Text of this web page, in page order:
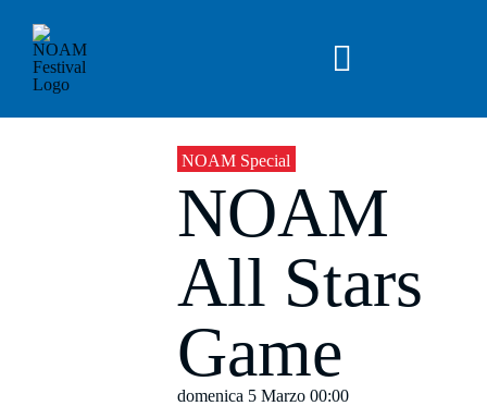
contenuto
Toggle
Navigation
NOAM OFF 2026
News
Archivio
Chi siamo
NOAM Special
NOAM
All Stars
Game
domenica 5 Marzo 00:00